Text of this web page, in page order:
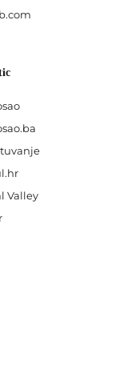
Valley